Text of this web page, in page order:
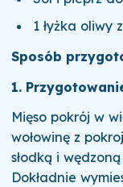
1 łyżka oliwy
Sposób
1.
Mięso pokrój w
wołowinę z
słodką i
Dokładnie